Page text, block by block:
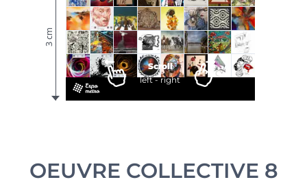
3 cm
Scroll
left - right
OEUVRE COLLECTIVE 8